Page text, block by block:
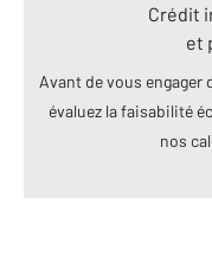
Crédit
et
Avant de vous engager
évaluez la faisabilité
nos